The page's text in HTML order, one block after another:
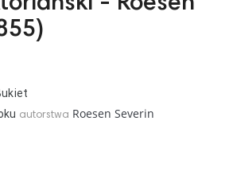
autorstwa Roesen Severin